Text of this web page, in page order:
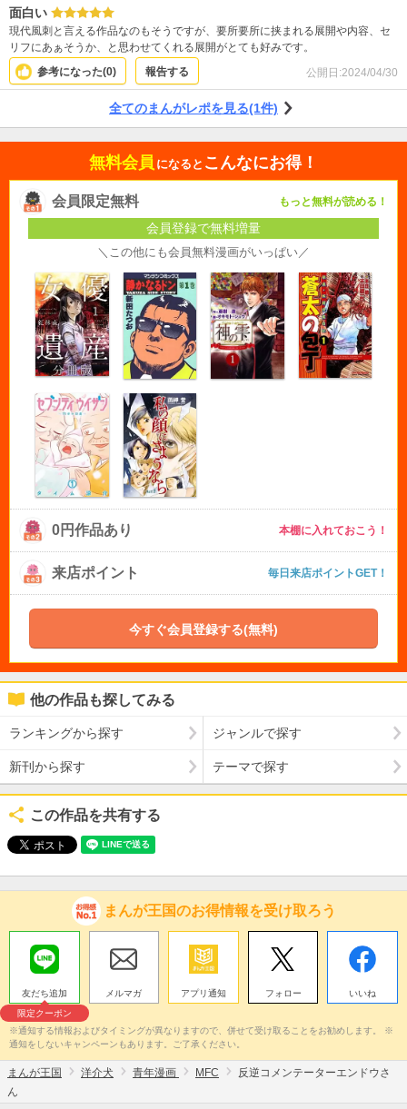
面白い
現代風刺と言える作品なのもそうですが、要所要所に挟まれる展開や内容、セ
リフにあぁそうか、と思わせてくれる展開がとても好みです。
参考になった(0) 報告する 公開日:2024/04/30
全てのまんがレポを見る(1件)
無料会員 になると こんなにお得！
会員限定無料 もっと無料が読める！
会員登録で無料増量
＼この他にも会員無料漫画がいっぱい／
0円作品あり 本棚に入れておこう！
来店ポイント 毎日来店ポイントGET！
今すぐ会員登録する(無料)
他の作品も探してみる
ランキングから探す ジャンルで探す
新刊から探す テーマで探す
この作品を共有する
まんが王国のお得情報を受け取ろう
友だち追加
限定クーポン
メルマガ アプリ通知 フォロー いいね
※通知する情報およびタイミングが異なりますので、併せて受け取ることをお勧めします。 ※
通知をしないキャンペーンもあります。ご了承ください。
まんが王国 洋介犬 青年漫画 MFC
反逆コメンテーターエンドウさ
ん